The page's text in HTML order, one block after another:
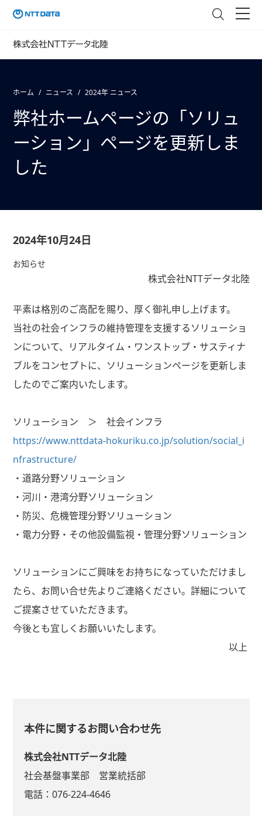
ホーム ニュース 2024年 ニュース
弊社ホームページの「ソリュ
ーション」ページを更新しま
した
2024年10月24日
お知らせ
株式会社NTTデータ北陸
平素は格別のご高配を賜り、厚く御礼申し上げます。
当社の社会インフラの維持管理を支援するソリューショ
ンについて、リアルタイム・ワンストップ・サスティナ
ブルをコンセプトに、ソリューションページを更新しま
したのでご案内いたします。
ソリューション ＞ 社会インフラ
https://www.nttdata-hokuriku.co.jp/solution/social_i
nfrastructure/
・道路分野ソリューション
・河川・港湾分野ソリューション
・防災、危機管理分野ソリューション
・電力分野・その他設備監視・管理分野ソリューション
ソリューションにご興味をお持ちになっていただけまし
たら、お問い合せ先よりご連絡ください。詳細について
ご提案させていただきます。
今後とも宜しくお願いいたします。
以上
本件に関するお問い合わせ先
株式会社NTTデータ北陸
社会基盤事業部 営業統括部
電話：076-224-4646